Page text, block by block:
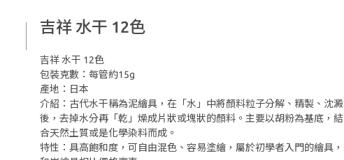
吉祥 水干 12色
吉祥 水干 12色
包裝克數：每管約15g
產地：日本
介紹：古代水干稱為泥繪具，在「水」中將顏料粒子分解、精製、沈澱
後，去掉水分再「乾」燥成片狀或塊狀的顏料。主要以胡粉為基底，結
合天然土質或是化學染料而成。
特性：具高飽和度，可自由混色、容易塗繪，屬於初學者入門的繪具，